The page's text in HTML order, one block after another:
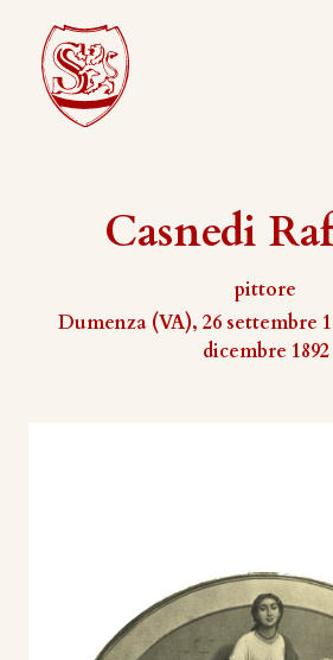
Casnedi
pittore
Dumenza (VA), 26 settembre
dicembre 1892